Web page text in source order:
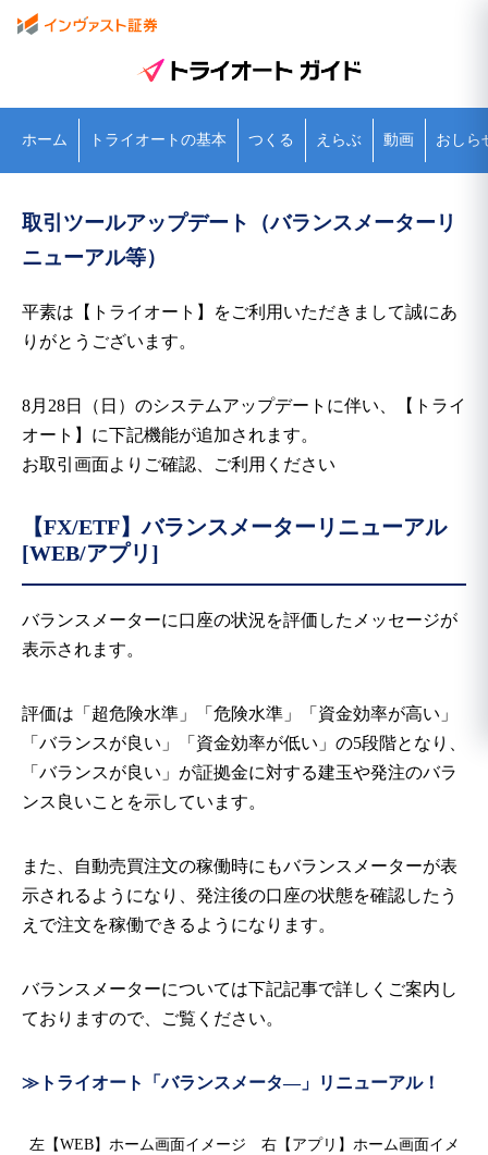
ホーム トライオートの基本 つくる えらぶ 動画 おしら
取引ツールアップデート（バランスメーターリ
ニューアル等）
平素は【トライオート】をご利用いただきまして誠にあ
りがとうございます。
8月28日（日）のシステムアップデートに伴い、【トライ
オート】に下記機能が追加されます。
お取引画面よりご確認、ご利用ください
【FX/ETF】バランスメーターリニューアル
[WEB/アプリ]
バランスメーターに口座の状況を評価したメッセージが
表示されます。
評価は「超危険水準」「危険水準」「資金効率が高い」
「バランスが良い」「資金効率が低い」の5段階となり、
「バランスが良い」が証拠金に対する建玉や発注のバラ
ンス良いことを示しています。
また、自動売買注文の稼働時にもバランスメーターが表
示されるようになり、発注後の口座の状態を確認したう
えで注文を稼働できるようになります。
バランスメーターについては下記記事で詳しくご案内し
ておりますので、ご覧ください。
≫トライオート「バランスメータ―」リニューアル！
左【WEB】ホーム画面イメージ 右【アプリ】ホーム画面イメ